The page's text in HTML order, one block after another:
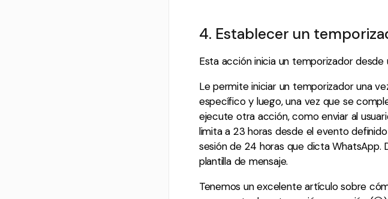
4. Establecer un
Esta acción inicia un temporizador
Le permite iniciar un temporizador una
específico y luego, una vez que se
ejecute otra acción, como enviar al
limita a 23 horas desde el evento
sesión de 24 horas que dicta WhatsApp.
plantilla de mensaje.
Tenemos un excelente artículo sobre